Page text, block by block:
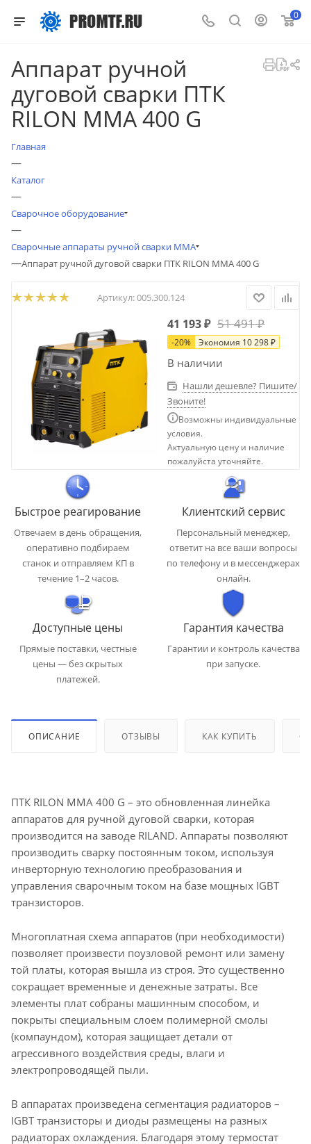
0
Аппарат ручной
дуговой сварки ПТК
RILON MMA 400 G
Главная
—
Каталог
—
Сварочное оборудование
—
Сварочные аппараты ручной сварки MMA
—Аппарат ручной дуговой сварки ПТК RILON MMA 400 G
Артикул:005.300.124
41 193₽ 51 491₽
-20% Экономия 10 298₽
В наличии
Нашли дешевле? Пишите/
Звоните!
Возможны индивидуальные
условия.
Актуальную цену и наличие
пожалуйста уточняйте.
Быстрое реагирование
Отвечаем в день обращения,
оперативно подбираем
станок и отправляем КП в
течение 1–2 часов.
Клиентский сервис
Персональный менеджер,
ответит на все ваши вопросы
по телефону и в мессенджерах
онлайн.
Доступные цены
Прямые поставки, честные
цены — без скрытых
платежей.
Гарантия качества
Гарантии и контроль качества
при запуске.
ОПИСАНИЕ ОТЗЫВЫ КАК КУПИТЬ
ПТК RILON MMA 400 G – это обновленная линейка
аппаратов для ручной дуговой сварки, которая
производится на заводе RILAND. Аппараты позволяют
производить сварку постоянным током, используя
инверторную технологию преобразования и
управления сварочным током на базе мощных IGBT
транзисторов.
Многоплатная схема аппаратов (при необходимости)
позволяет произвести поузловой ремонт или замену
той платы, которая вышла из строя. Это существенно
сокращает временные и денежные затраты. Все
элементы плат собраны машинным способом, и
покрыты специальным слоем полимерной смолы
(компаундом), которая защищает детали от
агрессивного воздействия среды, влаги и
электропроводящей пыли.
В аппаратах произведена сегментация радиаторов –
IGBT транзисторы и диоды размещены на разных
радиаторах охлаждения. Благодаря этому термостат